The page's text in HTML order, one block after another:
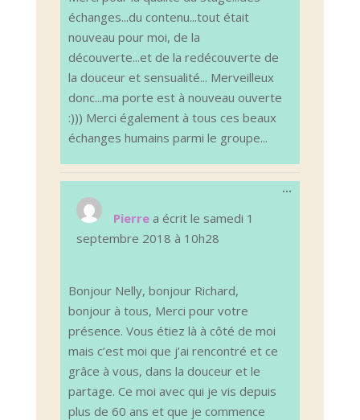
échanges...du contenu...tout était
nouveau pour moi, de la
découverte...et de la redécouverte de
la douceur et sensualité... Merveilleux
donc...ma porte est à nouveau ouverte
:))) Merci également à tous ces beaux
échanges humains parmi le groupe...
Pierre a écrit le samedi 1
septembre 2018 à 10h28
Bonjour Nelly, bonjour Richard,
bonjour à tous, Merci pour votre
présence. Vous étiez là à côté de moi
mais c’est moi que j’ai rencontré et ce
grâce à vous, dans la douceur et le
partage. Ce moi avec qui je vis depuis
plus de 60 ans et que je commence
...